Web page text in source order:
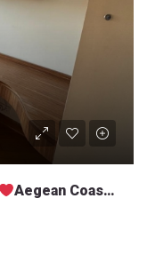
Aegean Coast 3BR Apartment For Lease, In So Kwun Wat Tuen Mun Nearby Harrow